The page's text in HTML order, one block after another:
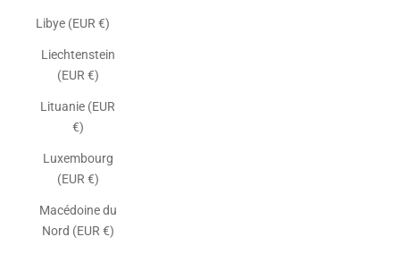
Libye (EUR €)
Liechtenstein
(EUR €)
Lituanie (EUR
€)
Luxembourg
(EUR €)
Macédoine du
Nord (EUR €)